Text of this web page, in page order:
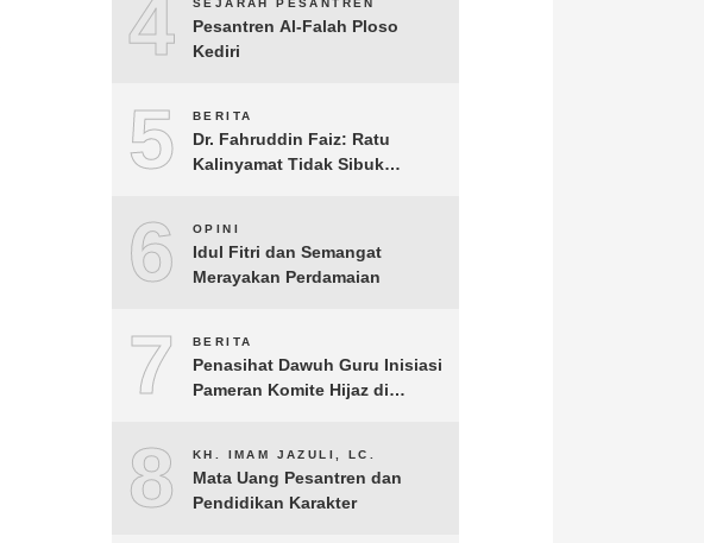
4 SEJARAH PESANTREN
Pesantren Al-Falah Ploso
Kediri
5 BERITA
Dr. Fahruddin Faiz: Ratu
Kalinyamat Tidak Sibuk
Perekonomian Rakyatnya
6 OPINI
Idul Fitri dan Semangat
Merayakan Perdamaian
7 BERITA
Penasihat Dawuh Guru Inisiasi
Pameran Komite Hijaz di
8 KH. IMAM JAZULI, LC.
Mata Uang Pesantren dan
Pendidikan Karakter